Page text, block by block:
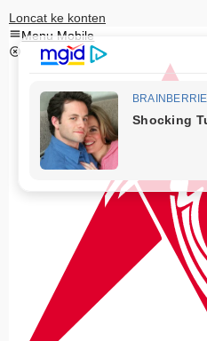
Loncat ke konten
Menu Mobile